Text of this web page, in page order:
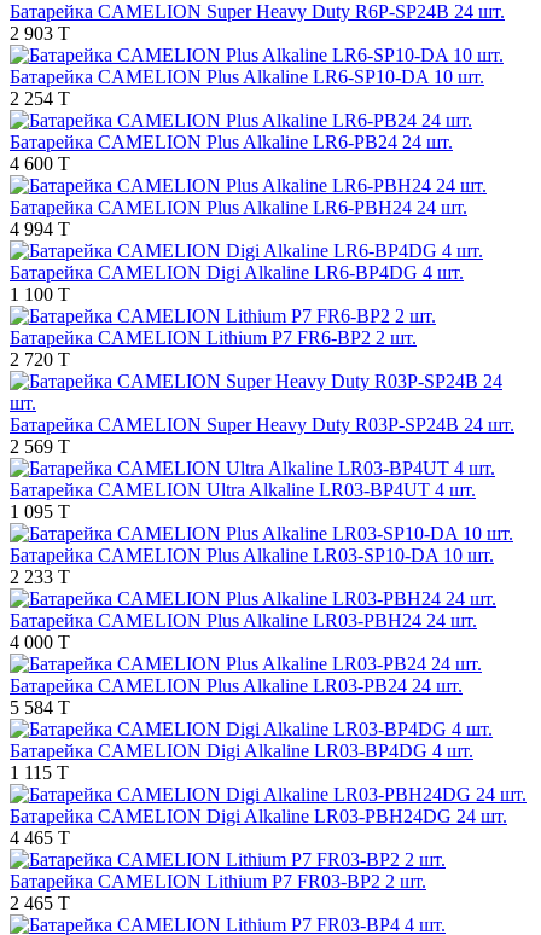
Батарейка CAMELION Super Heavy Duty R6P-SP24B 24 шт.
2 903 T
Батарейка CAMELION Plus Alkaline LR6-SP10-DA 10 шт.
2 254 T
Батарейка CAMELION Plus Alkaline LR6-PB24 24 шт.
4 600 T
Батарейка CAMELION Plus Alkaline LR6-PBH24 24 шт.
4 994 T
Батарейка CAMELION Digi Alkaline LR6-BP4DG 4 шт.
1 100 T
Батарейка CAMELION Lithium P7 FR6-BP2 2 шт.
2 720 T
Батарейка CAMELION Super Heavy Duty R03P-SP24B 24 шт.
2 569 T
Батарейка CAMELION Ultra Alkaline LR03-BP4UT 4 шт.
1 095 T
Батарейка CAMELION Plus Alkaline LR03-SP10-DA 10 шт.
2 233 T
Батарейка CAMELION Plus Alkaline LR03-PBH24 24 шт.
4 000 T
Батарейка CAMELION Plus Alkaline LR03-PB24 24 шт.
5 584 T
Батарейка CAMELION Digi Alkaline LR03-BP4DG 4 шт.
1 115 T
Батарейка CAMELION Digi Alkaline LR03-PBH24DG 24 шт.
4 465 T
Батарейка CAMELION Lithium P7 FR03-BP2 2 шт.
2 465 T